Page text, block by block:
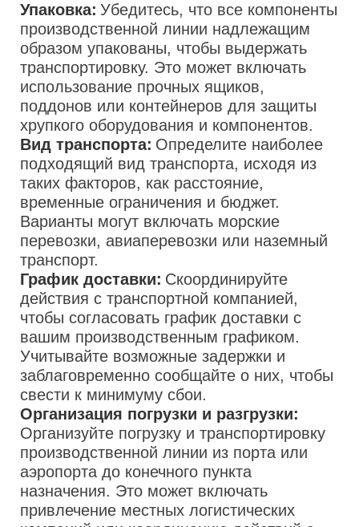
Упаковка: Убедитесь, что все компоненты
производственной линии надлежащим
образом упакованы, чтобы выдержать
транспортировку. Это может включать
использование прочных ящиков,
поддонов или контейнеров для защиты
хрупкого оборудования и компонентов.
Вид транспорта: Определите наиболее
подходящий вид транспорта, исходя из
таких факторов, как расстояние,
временные ограничения и бюджет.
Варианты могут включать морские
перевозки, авиаперевозки или наземный
транспорт.
График доставки: Скоординируйте
действия с транспортной компанией,
чтобы согласовать график доставки с
вашим производственным графиком.
Учитывайте возможные задержки и
заблаговременно сообщайте о них, чтобы
свести к минимуму сбои.
Организация погрузки и разгрузки:
Организуйте погрузку и транспортировку
производственной линии из порта или
аэропорта до конечного пункта
назначения. Это может включать
привлечение местных логистических